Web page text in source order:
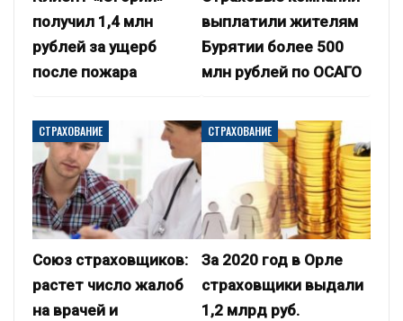
получил 1,4 млн
рублей за ущерб
после пожара
выплатили жителям
Бурятии более 500
млн рублей по ОСАГО
СТРАХОВАНИЕ
Союз страховщиков:
растет число жалоб
на врачей и
СТРАХОВАНИЕ
За 2020 год в Орле
страховщики выдали
1,2 млрд руб.